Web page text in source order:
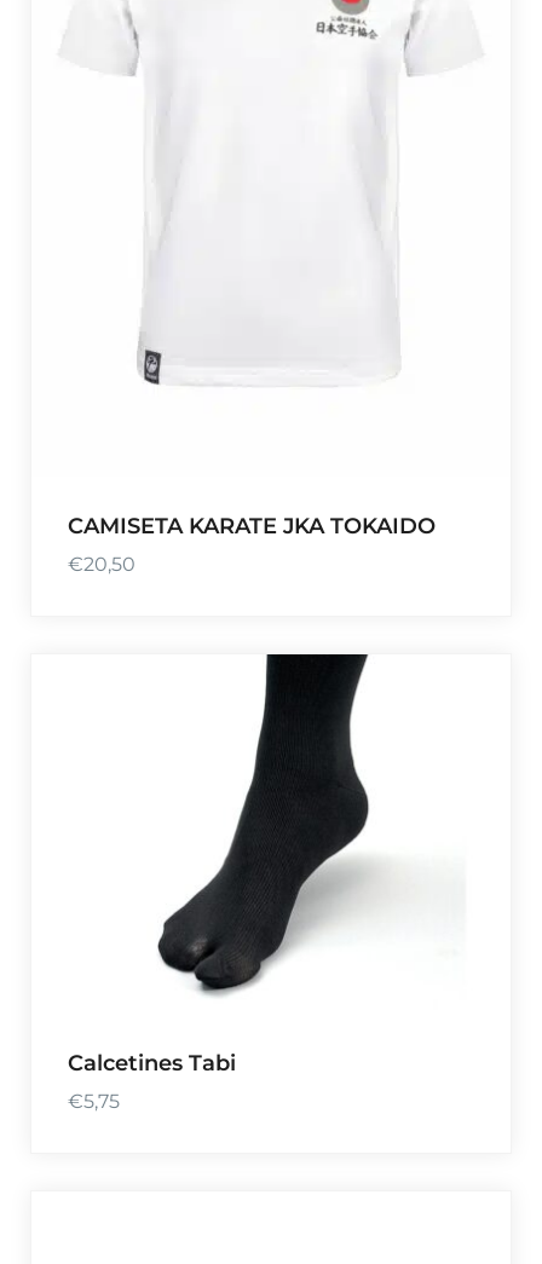
CAMISETA KARATE JKA TOKAIDO
€20,50
Calcetines Tabi
€5,75